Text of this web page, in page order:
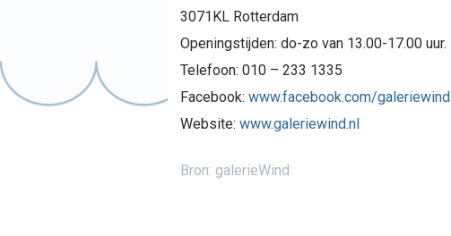
3071KL Rotterdam
Openingstijden: do-zo van 13.00-17.00 uur.
Telefoon: 010 – 233 1335
Facebook: www.facebook.com/galeriewind
Website: www.galeriewind.nl
Bron: galerieWind